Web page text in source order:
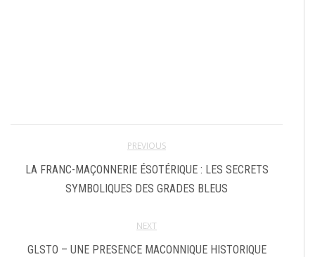
PREVIOUS
LA FRANC-MAÇONNERIE ÉSOTÉRIQUE : LES SECRETS
SYMBOLIQUES DES GRADES BLEUS
NEXT
GLSTO – UNE PRESENCE MACONNIQUE HISTORIQUE